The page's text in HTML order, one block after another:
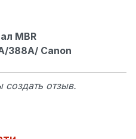
MBR
388A/ Canon
создать отзыв.